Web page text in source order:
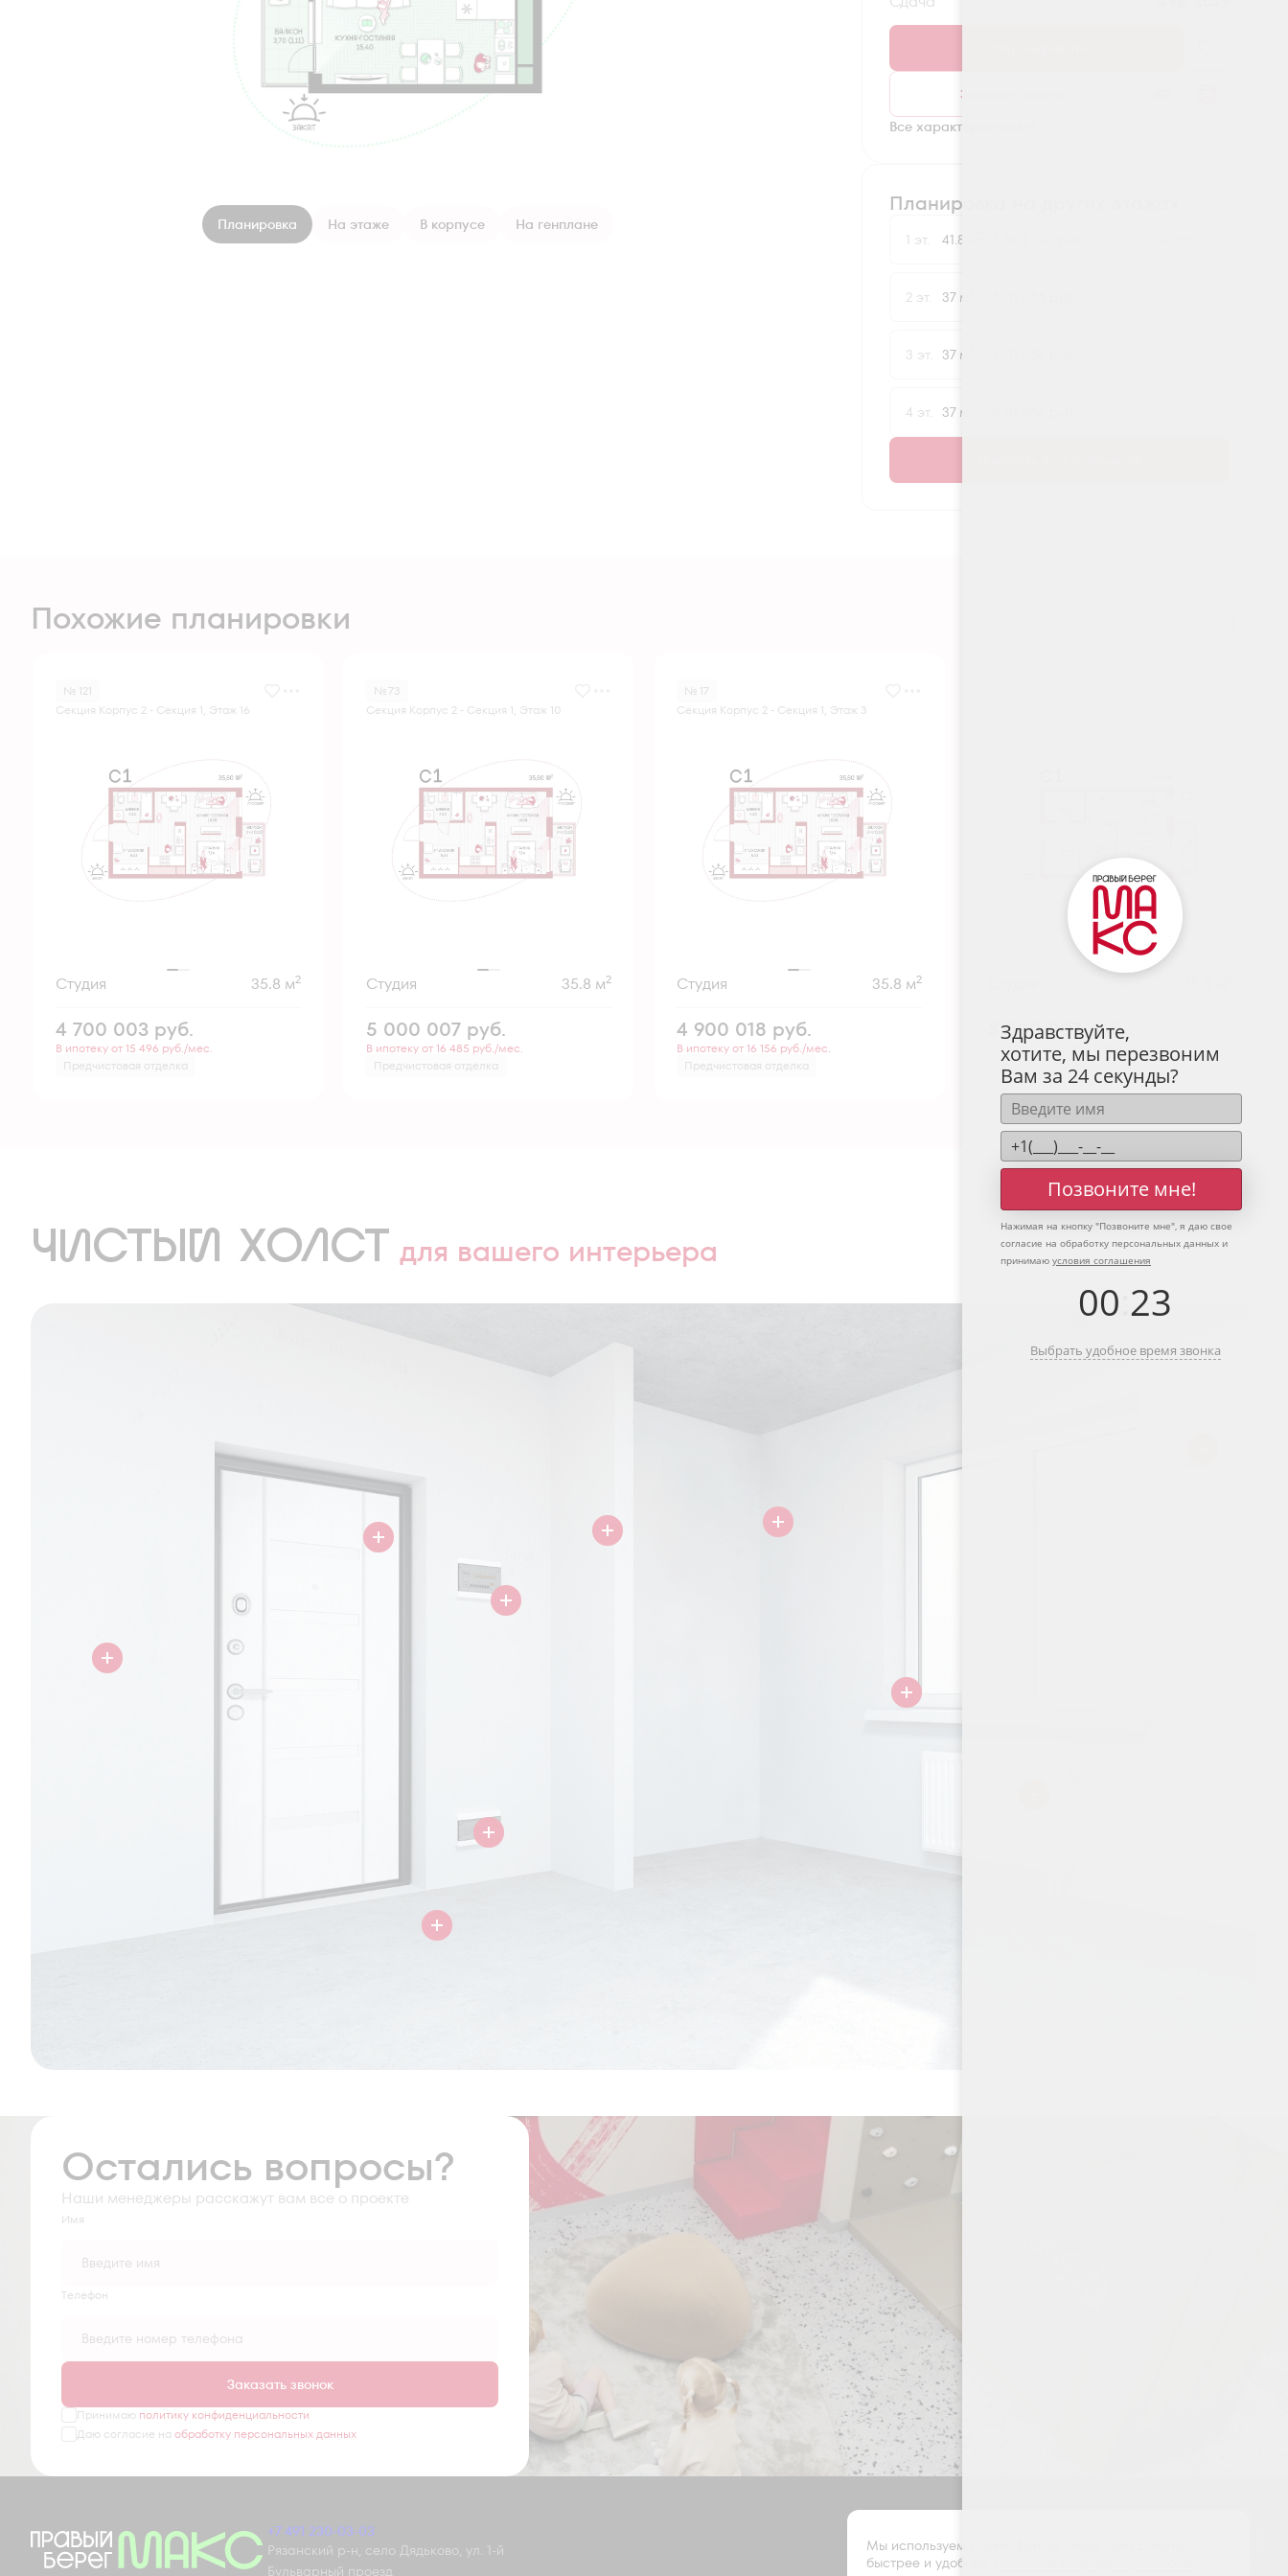
Планировка На этаже В корпусе На генплане
Заказать звонок
Все характеристики
Планировка на других этажах
1 эт. 41.8 м
2 эт. 37 м
3 эт. 37 м
4 эт. 37 м
Похожие планировки
№ 121
Секция Корпус 2 - Секция 1, Этаж 16
Студия 35.8 м2
4 700 003 руб.
В ипотеку от 15 496 руб./мес.
Предчистовая отделка
№ 73
Секция Корпус 2 - Секция 1, Этаж 10
Студия 35.8 м2
5 000 007 руб.
В ипотеку от 16 485 руб./мес.
Предчистовая отделка
№ 17
Секция Корпус 2 - Секция 1, Этаж 3
Студия 35.8 м2
4 900 018 руб.
В ипотеку от 16 156 руб./мес.
Предчистовая отделка
5 000 007руб.
В ипотеку от 16 485 руб./мес.
Предчистовая отделка
ЧИСТЫЙ ХОЛСТ для вашего интерьера
Остались вопросы?
Наши менеджеры расскажут вам все о проекте
Имя
Tелефон
Заказать звонок
Принимаю политику конфиденциальности
Даю согласие на обработку персональных данных
+7 491 230-03-03
Рязанский р-н, село Дядьково, ул. 1-й
Бульварный проезд
Здравствуйте,
хотите, мы перезвоним
Вам за 24 секунды?
Позвоните мне!
Нажимая на кнопку "Позвоните мне", я даю свое
согласие на обработку персональных данных и
принимаю условия соглашения
00 23
Выбрать удобное время звонка
Мы используем cookie-файлы, чтобы сайт работал
быстрее и удобнее.